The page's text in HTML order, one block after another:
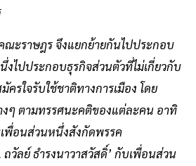
ะราษฎร จึงแยกย้ายกันไปประกอบ
ไปประกอบธุรกิจส่วนตัวที่ไม่เกี่ยวกับ
รใจรับใช้ชาติทางการเมือง โดย
งๆ ตามทรรศนะคติของแต่ละคน อาทิ
เพื่อนส่วนหนึ่งสังกัดพรรค
วัลย์ ธำรงนาวาสวัสดิ์’ กับเพื่อนส่วน